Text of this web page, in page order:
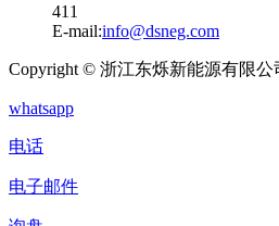
411
E-mail:info@dsneg.com
Copyright © 浙江东烁新能源有限公
whatsapp
电话
电子邮件